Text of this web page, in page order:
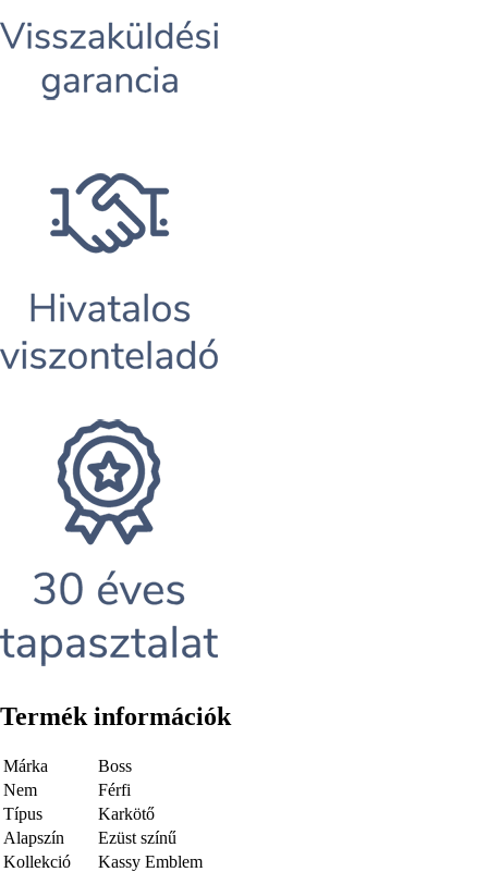
Termék információk
Márka
Boss
Nem
Férfi
Típus
Karkötő
Alapszín
Ezüst színű
Kollekció
Kassy Emblem